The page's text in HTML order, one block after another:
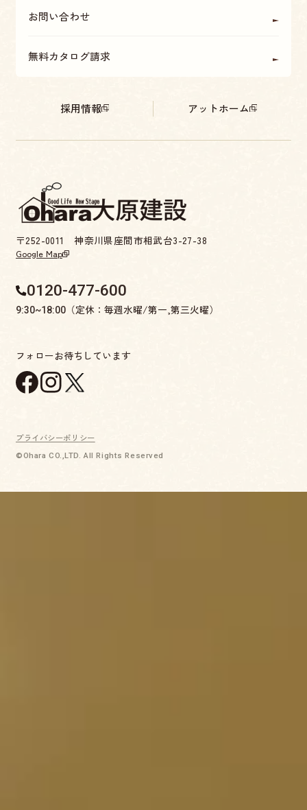
お問い合わせ
無料カタログ請求
採用情報 アットホーム
〒252-0011 神奈川県座間市相武台3-27-38
Google Map
0120-477-600
9:30~18:00（定休：毎週水曜/第一,第三火曜）
フォローお待ちしています
プライバシーポリシー
©Ohara CO.,LTD. All Rights Reserved